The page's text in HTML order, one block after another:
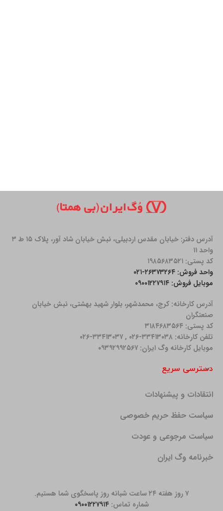
آدرس دفتر: خیابان مقدس اردبیلی، نبش خیابان شاد آور، پلاک ۱۵ ط ۳
واحد ۱۱
کد پستی: ۱۹۸۵۶۸۳۵۲۱
واحد فروش: ۲۶۳۷۳۲۶۴-۰۲۱
موبایل فروش: ۰۹۰۰۱۲۲۷۹۱۴
آدرس کارخانه: كرج، محمدشهر، بلوار شهید بهشتی، نبش خیابان
صنعتگران
کد پستی: ۳۱۸۴۶۸۳۵۶۴
تلفن کارخانه: ۳۳۴۱۳۰۳۸-۰۲۶ , ۳۳۴۱۳۰۳۷-۰۲۶
موبایل کارخانه وگ ایران: ۰۹۳۹۲۹۹۲۵۶۷
دسترسی سریع
انتقادات و پیشنهادات
سیاست حفظ حریم خصوصی
سیاست مرجوعی و عودت
خبرنامه وگ ایران
۷ روز هفته ۲۴ ساعت شبانه روز پاسخگوی شما هستیم.
شماره تماس:۰۹۰۰۱۲۲۷۹۱۴